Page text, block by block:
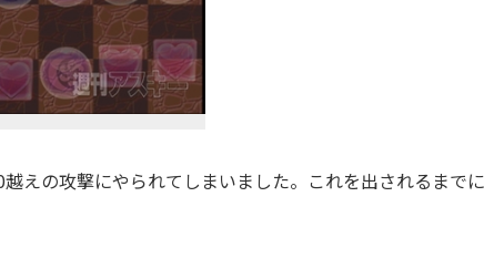
の攻撃にやられてしまいました。これを出されるまで